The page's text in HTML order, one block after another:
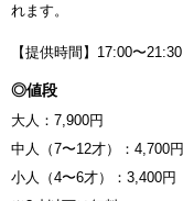
れます。
【提供時間】17:00〜21:30
◎値段
大人：7,900円
中人（7〜12才）：4,700円
小人（4〜6才）：3,400円